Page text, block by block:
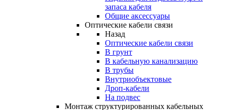
запаса кабеля
Общие аксессуары
Оптические кабели связи
Назад
Оптические кабели связи
В грунт
В кабельную канализацию
В трубы
Внутриобъектовые
Дроп-кабели
На подвес
Монтаж структурированных кабельных